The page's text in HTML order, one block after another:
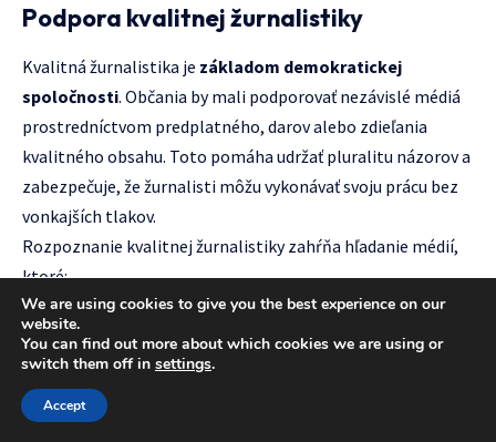
Podpora kvalitnej žurnalistiky
Kvalitná žurnalistika je základom demokratickej
spoločnosti. Občania by mali podporovať nezávislé médiá
prostredníctvom predplatného, darov alebo zdieľania
kvalitného obsahu. Toto pomáha udržať pluralitu názorov a
zabezpečuje, že žurnalisti môžu vykonávať svoju prácu bez
vonkajších tlakov.
Rozpoznanie kvalitnej žurnalistiky zahŕňa hľadanie médií,
ktoré:
Transparentne uvádzajú svoje zdroje
Poskytujú priestor rôznym názorom
Opravujú chyby a priznávajú omyly
Dodržiavajú etické štandardy
We are using cookies to give you the best experience on our
website.
You can find out more about which cookies we are using or
switch them off in settings.
Accept